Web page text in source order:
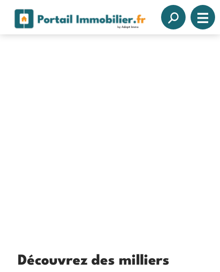
Découvrez des milliers